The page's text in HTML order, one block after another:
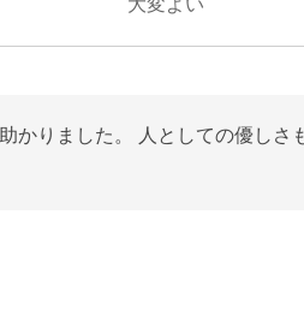
かりました。 人としての優しさ